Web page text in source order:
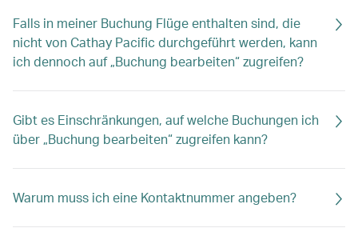
Falls in meiner Buchung Flüge enthalten sind, die
nicht von Cathay Pacific durchgeführt werden, kann
ich dennoch auf „Buchung bearbeiten“ zugreifen?
Gibt es Einschränkungen, auf welche Buchungen ich
über „Buchung bearbeiten“ zugreifen kann?
Warum muss ich eine Kontaktnummer angeben?